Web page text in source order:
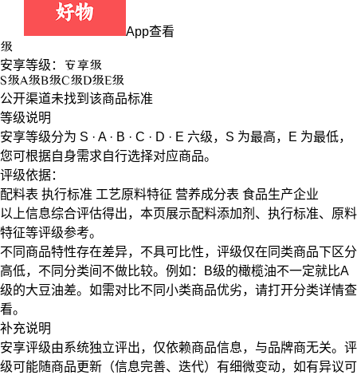
App查看
级
安享等级： 安享级
S级A级B级C级D级E级
公开渠道未找到该商品标准
等级说明
安享等级分为 S · A · B · C · D · E 六级， S 为最高， E 为最低，
您可根据自身需求自行选择对应商品。
评级依据：
配料表 执行标准 工艺原料特征 营养成分表 食品生产企业
以上信息综合评估得出，本页展示配料添加剂 、 执行标准、 原料
特征等评级参考。
不同商品特性存在差异，不具可比性，评级仅在 同类商品下区分
高低，不同分类间不做比较。例如：B级的橄榄油不一定就比A
级的大豆油差。如需对比不同小类商品优劣，请打开分类详情查
看。
补充说明
安享评级由系统独立评出，仅依赖商品信息， 与品牌商无关。评
级可能随商品更新（信息完善、迭代）有细微变动，如有异议可